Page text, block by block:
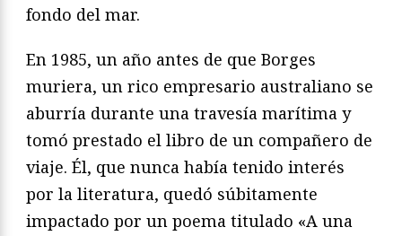
fondo del mar.
En 1985, un año antes de que Borges
muriera, un rico empresario australiano se
aburría durante una travesía marítima y
tomó prestado el libro de un compañero de
viaje. Él, que nunca había tenido interés
por la literatura, quedó súbitamente
impactado por un poema titulado «A una